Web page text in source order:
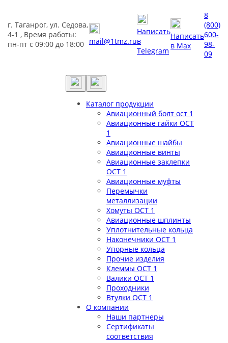
г. Таганрог, ул. Седова,
4-1 , Время работы:
пн-пт с 09:00 до 18:00 mail@1tmz.ru
Написать
в
Telegram
Написать
в Max
8
(800)
600-
98-
09
Каталог продукции
Авиационный болт ост 1
Авиационные гайки ОСТ
1
Авиационные шайбы
Авиационные винты
Авиационные заклепки
ОСТ 1
Авиационные муфты
Перемычки
металлизации
Хомуты ОСТ 1
Авиационные шплинты
Уплотнительные кольца
Наконечники ОСТ 1
Упорные кольца
Прочие изделия
Клеммы ОСТ 1
Валики ОСТ 1
Проходники
Втулки ОСТ 1
О компании
Наши партнеры
Сертификаты
соответствия